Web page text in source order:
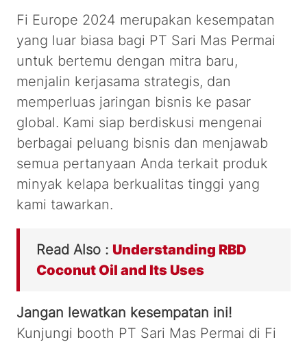
Fi Europe 2024 merupakan kesempatan
yang luar biasa bagi PT Sari Mas Permai
untuk bertemu dengan mitra baru,
menjalin kerjasama strategis, dan
memperluas jaringan bisnis ke pasar
global. Kami siap berdiskusi mengenai
berbagai peluang bisnis dan menjawab
semua pertanyaan Anda terkait produk
minyak kelapa berkualitas tinggi yang
kami tawarkan.
Read Also : Understanding RBD
Coconut Oil and Its Uses
Jangan lewatkan kesempatan ini!
Kunjungi booth PT Sari Mas Permai di Fi